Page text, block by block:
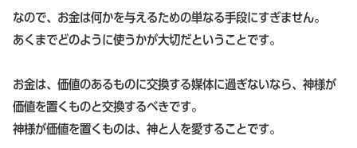
なので、お金は何かを与えるための単なる手段にすぎません。
あくまでどのように使うかが大切だということです。
お金は、価値のあるものに交換する媒体に過ぎないなら、神様が
価値を置くものと交換するべきです。
神様が価値を置くものは、神と人を愛することです。